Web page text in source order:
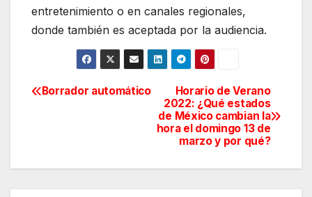
entretenimiento o en canales regionales,
donde también es aceptada por la audiencia.
Navegación
Horario de Verano
2022: ¿Qué estados
de México cambian la
hora el domingo 13 de
marzo y por qué?
Borrador automático